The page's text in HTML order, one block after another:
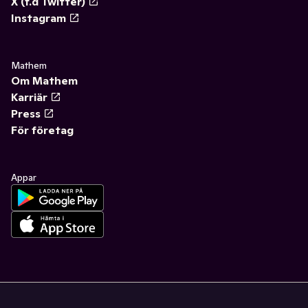
Instagram
Mathem
Om Mathem
Karriär
Press
För företag
Appar